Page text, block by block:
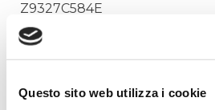
Questo sito web utilizza i cookie
Z9327C584E
Struttura proponente:
Oggetto: